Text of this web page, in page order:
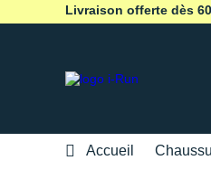
Livraison offerte dès
Accueil